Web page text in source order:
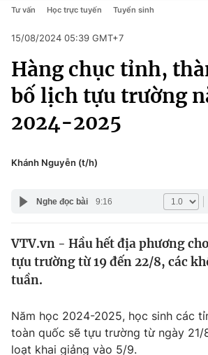
Chuyên mục
Chính trị
Xã hội
Pháp luật
Y tế
Thế giới
Tin tức
Câu chuyện quốc tế
Kinh tế
Tài chính
Thị trường
Dữ liệu và đời sống
Chính trị
Pháp luật
Kinh tế
Thể thao
Truyền hình
Văn hóa - Giải trí
Y tế
Công nghệ
Tư vấn Học trực tuyến Tuyển sinh
15/08/2024 05:39 GMT+7
Hàng chục tỉnh,
bố lịch tựu trường
2024-2025
Khánh Nguyễn (t/h)
Nghe đọc bài 9:16
VTV.vn - Hầu hết địa phương
tựu trường từ 19 đến 22/8, các
tuần.
Năm học 2024-2025, học sinh các
toàn quốc sẽ tựu trường từ ngày 21/
loạt khai giảng vào 5/9.